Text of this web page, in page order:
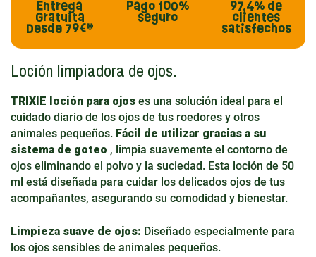
Entrega
Gratuita
Desde 79€*
Pago 100%
seguro
97,4% de
clientes
satisfechos
Loción limpiadora de ojos.
TRIXIE loción para ojos es una solución ideal para el
cuidado diario de los ojos de tus roedores y otros
animales pequeños. Fácil de utilizar gracias a su
sistema de goteo , limpia suavemente el contorno de
ojos eliminando el polvo y la suciedad. Esta loción de 50
ml está diseñada para cuidar los delicados ojos de tus
acompañantes, asegurando su comodidad y bienestar.
Limpieza suave de ojos: Diseñado especialmente para
los ojos sensibles de animales pequeños.